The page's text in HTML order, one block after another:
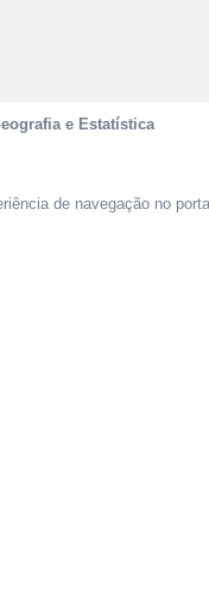
e Estatística
de navegação no